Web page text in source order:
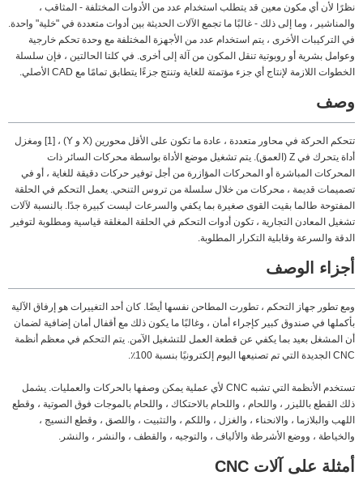
نظرًا لأن أي مكون معين قد يتطلب استخدام عدد من الأدوات المختلفة - المثاقب ،
والمناشير ، وما إلى ذلك - غالبًا ما تجمع الآلات الحديثة بين أدوات متعددة في "خلية" واحدة.
في التركيبات الأخرى ، يتم استخدام عدد من الأجهزة المختلفة مع وحدة تحكم خارجية
وعوامل بشرية أو روبوتية تنقل المكون من آلة إلى أخرى. في كلتا الحالتين ، فإن سلسلة
الخطوات اللازمة لإنتاج أي جزء مؤتمتة للغاية وتنتج جزءًا يتطابق تمامًا مع CAD الأصلي.
وصف
تتحكم الحركة في محاور متعددة ، عادة ما تكون على الأقل محورين (X و Y) ، [1] ومغزل
أداة يتحرك في Z (العمق). يتم تشغيل موضع الأداة بواسطة محركات السائر ذات
المحركات المباشرة أو المحركات المؤازرة من أجل توفير حركات دقيقة للغاية ، أو في
تصميمات قديمة ، محركات من خلال سلسلة من تروس التنحي. يعمل التحكم في الحلقة
المفتوحة طالما بقيت القوى صغيرة بما يكفي والسرعات ليست كبيرة جدًا. بالنسبة لآلات
تشغيل المعادن التجارية ، تكون أدوات التحكم في الحلقة المغلقة قياسية ومطلوبة لتوفير
الدقة والسرعة وقابلية التكرار المطلوبة.
أجزاء الوصف
ومع تطور جهاز التحكم ، تطورت المطاحن نفسها أيضًا. كان أحد التغييرات هو إرفاق الآلية
بأكملها في صندوق كبير كإجراء أمان ، وغالبًا ما يكون ذلك مع أقفال أمان إضافية لضمان
أن المشغل بعيد بما يكفي عن قطعة العمل للتشغيل الآمن. يتم التحكم في معظم أنظمة
CNC الجديدة التي تم تصنيعها اليوم إلكترونيًا بنسبة 100٪.
تستخدم الأنظمة التي تشبه CNC لأي عملية يمكن وصفها بالحركات والعمليات. يشمل
ذلك القطع بالليزر ، واللحام ، واللحام بالاحتكاك ، واللحام بالموجات فوق الصوتية ، وقطع
اللهب والبلازما ، والانحناء ، والغزل ، واللكم ، والتثبيت ، واللصق ، وقطع النسيج ،
والخياطة ، ووضع الأشرطة والألياف ، والتوجيه ، والقطف ، والنشر ، والنشر.
أمثلة على آلات CNC